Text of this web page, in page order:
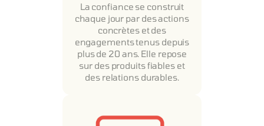
La confiance se construit
chaque jour par des actions
concrètes et des
engagements tenus depuis
plus de 20 ans. Elle repose
sur des produits fiables et
des relations durables.